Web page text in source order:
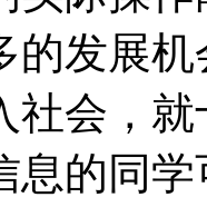
的发展
社会，
息的同